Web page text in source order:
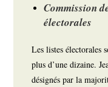
Commission
électorales
Les listes électorales
plus d’une dizaine.
désignés par la